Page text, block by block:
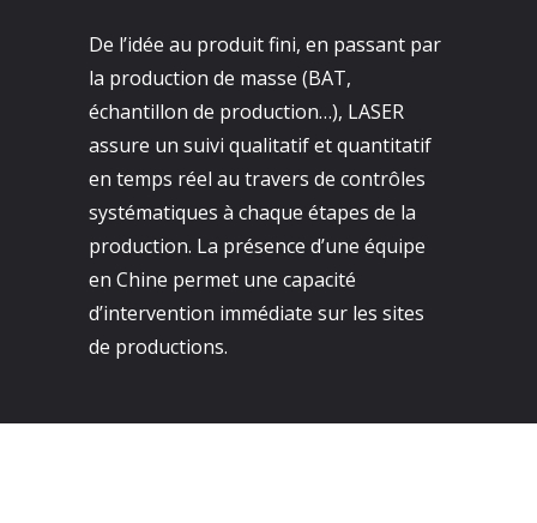
De l’idée au produit fini, en passant par
la production de masse (BAT,
échantillon de production…), LASER
assure un suivi qualitatif et quantitatif
en temps réel au travers de contrôles
systématiques à chaque étapes de la
production. La présence d’une équipe
en Chine permet une capacité
d’intervention immédiate sur les sites
de productions.